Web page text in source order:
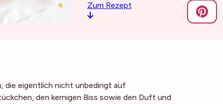
Zum Rezept
die eigentlich nicht unbedingt auf
den kernigen Biss sowie den Duft und